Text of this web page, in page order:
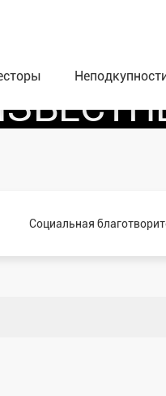
Социальная